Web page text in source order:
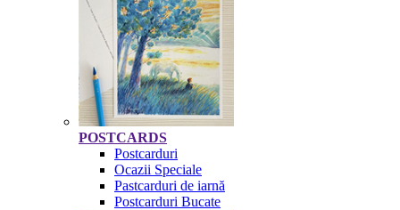
POSTCARDS
Postcarduri
Ocazii Speciale
Pastcarduri de iarnă
Postcarduri Bucate